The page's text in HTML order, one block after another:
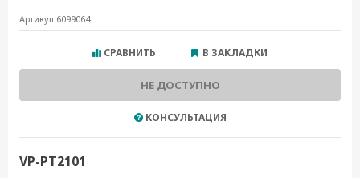
Артикул 6099064
СРАВНИТЬ В ЗАКЛАДКИ
НЕ ДОСТУПНО
КОНСУЛЬТАЦИЯ
VP-PT2101